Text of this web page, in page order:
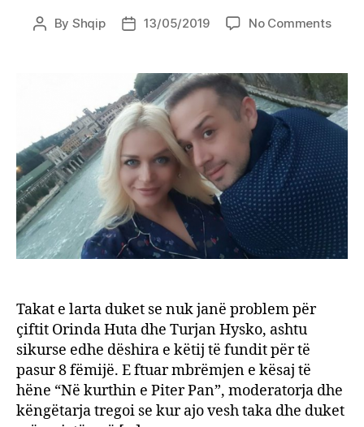
Post
By Shqip
Post13/05/2019 No Commentson
do
8
po
ti?
Huta:
Të
të
parin
Takat e larta duket se nuk janë problem për
çiftit Orinda Huta dhe Turjan Hysko, ashtu
sikurse edhe dëshira e këtij të fundit për të
pasur 8 fëmijë. E ftuar mbrëmjen e kësaj të
hëne “Në kurthin e Piter Pan”, moderatorja dhe
këngëtarja tregoi se kur ajo vesh taka dhe duket